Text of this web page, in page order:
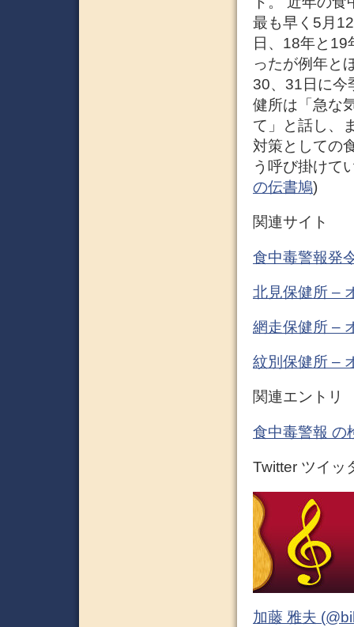
最も早く5月
日、18年と
ったが例年と
30、31日に今
健所は「急な
て」と話し、
対策としての
う呼び掛けて
の伝書鳩)
関連サイト
食中毒警報発
北見保健所 –
網走保健所 –
紋別保健所 –
関連エントリ
食中毒警報 の
Twitter ツイッ
加藤 雅夫